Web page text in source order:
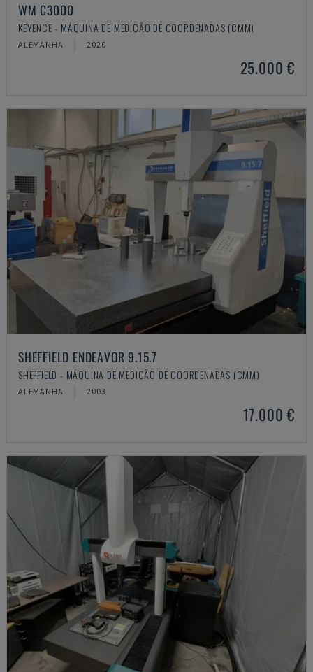
WM C3000
KEYENCE - MÁQUINA DE MEDIÇÃO DE COORDENADAS (CMM)
ALEMANHA 2020
25.000 €
SHEFFIELD ENDEAVOR 9.15.7
SHEFFIELD - MÁQUINA DE MEDIÇÃO DE COORDENADAS (CMM)
ALEMANHA 2003
17.000 €